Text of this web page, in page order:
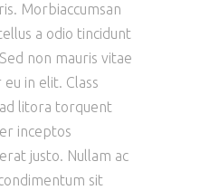
Morbiaccumsan
a odio tincidunt
non mauris vitae
in elit. Class
litora torquent
inceptos
justo. Nullam ac
sit